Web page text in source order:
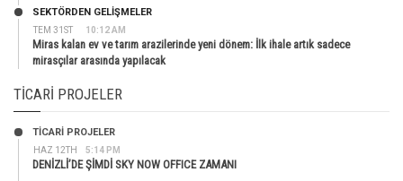
TEM 31ST 10:12 AM
SEKTÖRDEN GELIŞMELER
Miras kalan ev ve tarım arazilerinde yeni dönem: İlk ihale artık sadece
mirasçılar arasında yapılacak
TICARI PROJELER
HAZ 12TH 5:14 PM
TİCARİ PROJELER
DENİZLİ’DE ŞİMDİ SKY NOW OFFICE ZAMANI